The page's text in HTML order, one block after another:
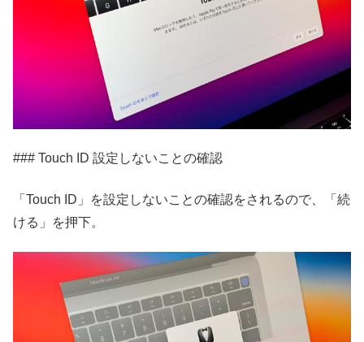
### Touch ID 設定しないことの確認
「Touch ID」を設定しないことの確認をされるので、「続
ける」を押下。